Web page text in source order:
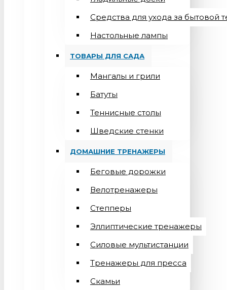
Средства для ухода за бытовой
Настольные лампы
ТОВАРЫ ДЛЯ САДА
Мангалы и грили
Батуты
Теннисные столы
Шведские стенки
ДОМАШНИЕ ТРЕНАЖЕРЫ
Беговые дорожки
Велотренажеры
Степперы
Эллиптические тренажеры
Силовые мультистанции
Тренажеры для пресса
Скамьи